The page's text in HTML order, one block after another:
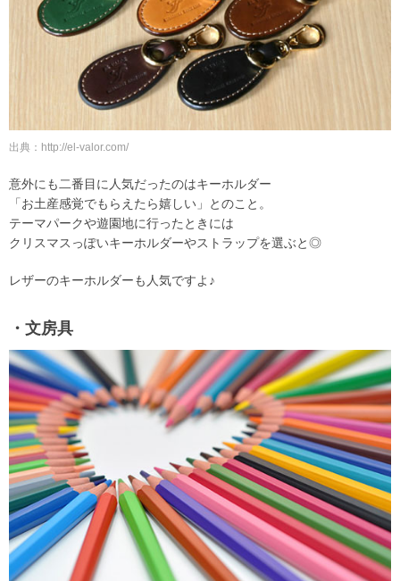
出典：http://el-valor.com/
意外にも二番目に人気だったのはキーホルダー
「お土産感覚でもらえたら嬉しい」とのこと。
テーマパークや遊園地に行ったときには
クリスマスっぽいキーホルダーやストラップを選ぶと◎
レザーのキーホルダーも人気ですよ♪
・文房具